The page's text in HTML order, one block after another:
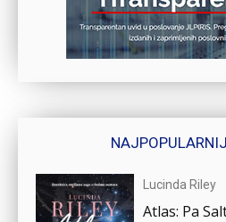
Lucinda Riley
Atlas: Pa